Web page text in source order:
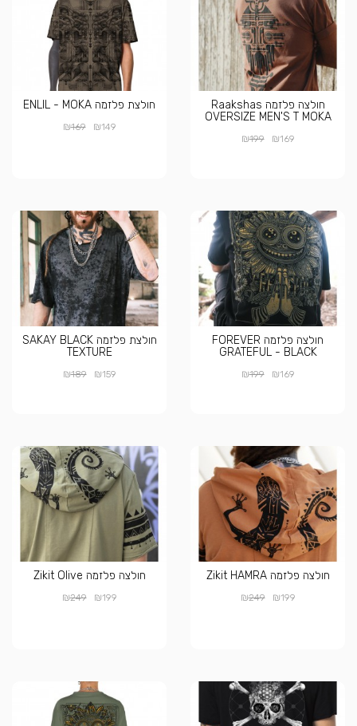
חולצה פלזמה Raakshas
OVERSIZE MEN'S T MOKA
₪169
₪199
חולצת פלזמה ENLIL - MOKA
₪149
₪169
חולצה פלזמה FOREVER
GRATEFUL - BLACK
₪169
₪199
חולצת פלזמה SAKAY BLACK
TEXTURE
₪159
₪189
חולצה פלזמה Zikit HAMRA
₪199
₪249
חולצה פלזמה Zikit Olive
₪199
₪249